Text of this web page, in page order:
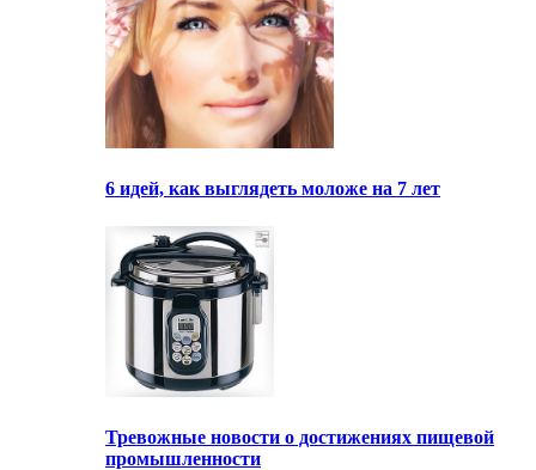
6 идей, как выглядеть моложе на 7 лет
Тревожные новости о достижениях пищевой
промышленности